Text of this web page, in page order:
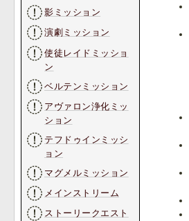
影ミッション
演劇ミッション
使徒レイドミッショ
ン
ベルテンミッション
アヴァロン浄化ミッ
ション
テフドゥインミッシ
ョン
マグメルミッション
メインストリーム
ストーリークエスト